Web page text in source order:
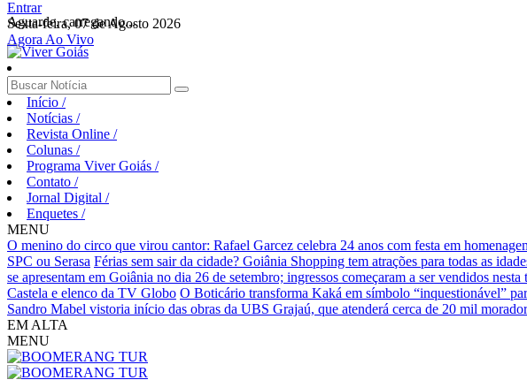
Aguarde, carregando...
Entrar
Sexta-feira, 07 de Agosto 2026
Agora Ao Vivo
Início /
Notícias /
Revista Online /
Colunas /
Programa Viver Goiás /
Contato /
Jornal Digital /
Enquetes /
MENU
O menino do circo que virou cantor: Rafael Garcez celebra 24 anos com festa em
SPC ou Serasa Férias sem sair da cidade? Goiânia Shopping tem atrações para todas as
se apresentam em Goiânia no dia 26 de setembro; ingressos começaram a ser vendidos
Castela e elenco da TV Globo O Boticário transforma Kaká em símbolo “inquestionável”
Sandro Mabel vistoria início das obras da UBS Grajaú, que atenderá cerca de 20 mil
EM ALTA
MENU